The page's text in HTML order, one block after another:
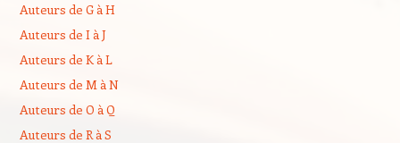
Auteurs de G à H
Auteurs de I à J
Auteurs de K à L
Auteurs de M à N
Auteurs de O à Q
Auteurs de R à S